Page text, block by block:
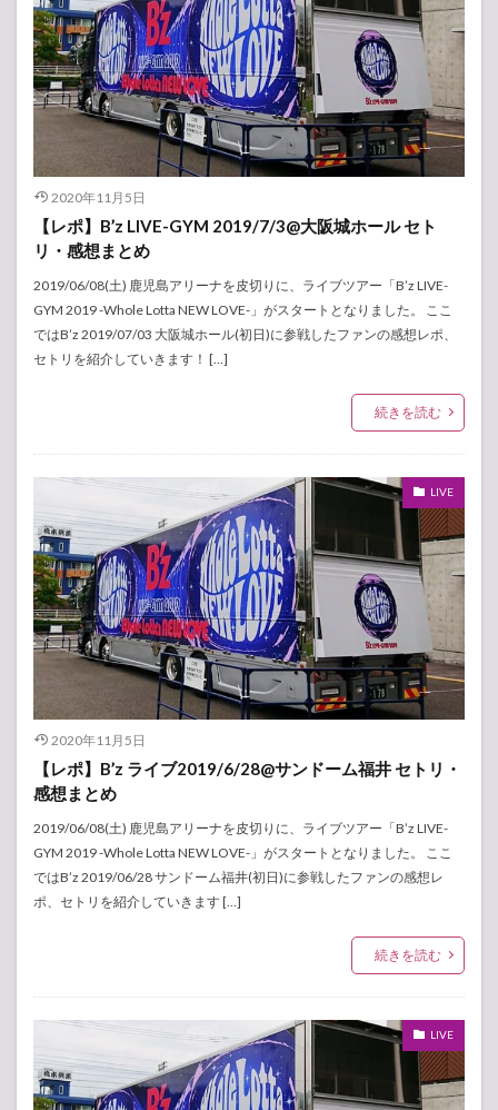
2020年11月5日
【レポ】B’z LIVE-GYM 2019/7/3@大阪城ホール セト
リ・感想まとめ
2019/06/08(土) 鹿児島アリーナを皮切りに、ライブツアー「B’z LIVE-
GYM 2019 -Whole Lotta NEW LOVE-」がスタートとなりました。 ここ
ではB’z 2019/07/03 大阪城ホール(初日)に参戦したファンの感想レポ、
セトリを紹介していきます！ […]
続きを読む
LIVE
2020年11月5日
【レポ】B’z ライブ2019/6/28@サンドーム福井 セトリ・
感想まとめ
2019/06/08(土) 鹿児島アリーナを皮切りに、ライブツアー「B’z LIVE-
GYM 2019 -Whole Lotta NEW LOVE-」がスタートとなりました。 ここ
ではB’z 2019/06/28 サンドーム福井(初日)に参戦したファンの感想レ
ポ、セトリを紹介していきます […]
続きを読む
LIVE